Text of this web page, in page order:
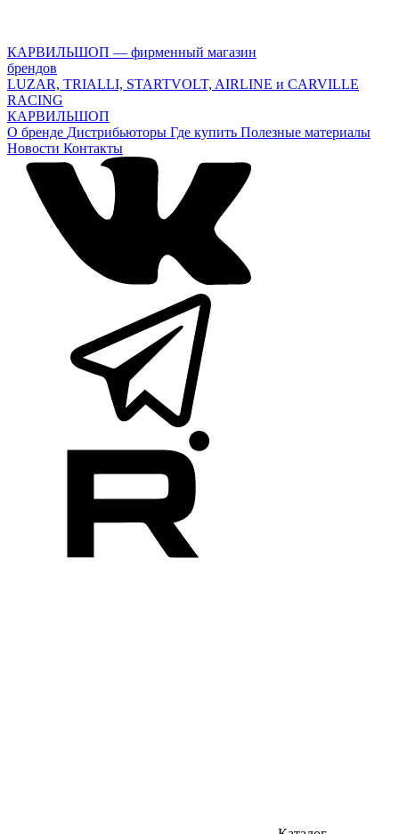
КАРВИЛЬШОП — фирменный магазин
брендов
LUZAR, TRIALLI, STARTVOLT, AIRLINE и CARVILLE
RACING
КАРВИЛЬШОП
О бренде Дистрибьюторы Где купить Полезные материалы
Новости Контакты